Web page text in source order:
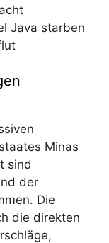
Java starben
Minas
sind
der
Die
die direkten